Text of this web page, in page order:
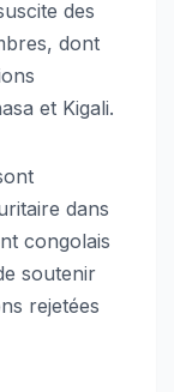
des
dont
et Kigali.
dans
congolais
soutenir
rejetées